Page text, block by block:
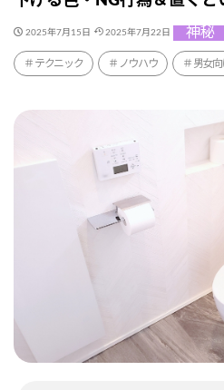
2025年7月15日 2025年7月22日 神秘
テクニック ノウハウ 男女